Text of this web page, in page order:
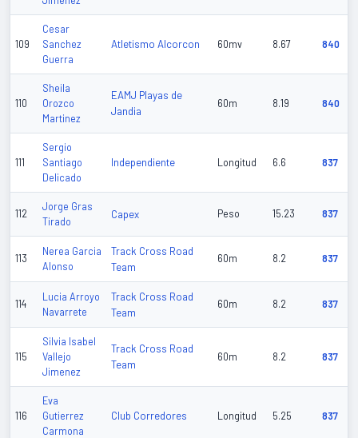
109
Cesar
Sanchez
Guerra
Atletismo Alcorcon 60mv 8.67 840
110
Sheila
Orozco
Martinez
EAMJ Playas de
Jandia
60m 8.19 840
111
Sergio
Santiago
Delicado
Independiente Longitud 6.6 837
112
Jorge Gras
Tirado
Capex Peso 15.23 837
113
Nerea Garcia
Alonso
Track Cross Road
Team
60m 8.2 837
114
Lucia Arroyo
Navarrete
Track Cross Road
Team
60m 8.2 837
115
Silvia Isabel
Vallejo
Jimenez
Track Cross Road
Team
60m 8.2 837
116
Eva
Gutierrez
Carmona
Club Corredores Longitud 5.25 837